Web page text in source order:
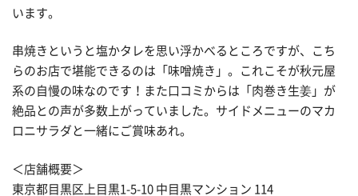
います。
串焼きというと塩かタレを思い浮かべるところですが、こち
らのお店で堪能できるのは「味噌焼き」。これこそが秋元屋
系の自慢の味なのです！また口コミからは「肉巻き生姜」が
絶品との声が多数上がっていました。サイドメニューのマカ
ロニサラダと一緒にご賞味あれ。
＜店舗概要＞
東京都目黒区上目黒1-5-10 中目黒マンション 114